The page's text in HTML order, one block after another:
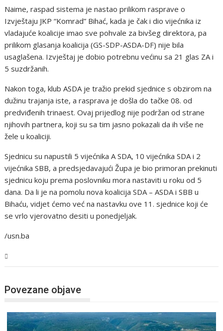
Naime, raspad sistema je nastao prilikom rasprave o
Izvještaju JKP “Komrad” Bihać, kada je čak i dio vijećnika iz
vladajuće koalicije imao sve pohvale za bivšeg direktora, pa
prilikom glasanja koalicija (GS-SDP-ASDA-DF) nije bila
usaglašena. Izvještaj je dobio potrebnu većinu sa 21 glas ZA i
5 suzdržanih.
Nakon toga, klub ASDA je tražio prekid sjednice s obzirom na
dužinu trajanja iste, a rasprava je došla do tačke 08. od
predviđenih trinaest. Ovaj prijedlog nije podržan od strane
njihovih partnera, koji su sa tim jasno pokazali da ih više ne
žele u koaliciji.
Sjednicu su napustili 5 vijećnika A SDA, 10 vijećnika SDA i 2
vijećnika SBB, a predsjedavajući Župa je bio primoran prekinuti
sjednicu koju prema poslovniku mora nastaviti u roku od 5
dana. Da li je na pomolu nova koalicija SDA – ASDA i SBB u
Bihaću, vidjet ćemo već na nastavku ove 11. sjednice koji će
se vrlo vjerovatno desiti u ponedjeljak.
/usn.ba
Povezane objave